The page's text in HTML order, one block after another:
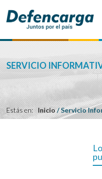
SERVICIO
Estás en: Inicio/Servicio